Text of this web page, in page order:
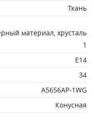
Ткань
материал, хрусталь
1
E14
34
A5656AP-1WG
Конусная